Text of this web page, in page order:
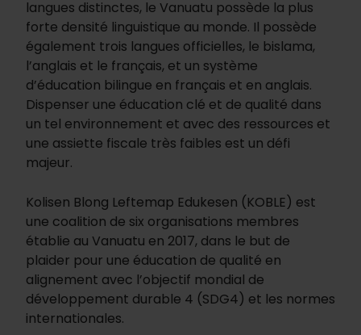
langues distinctes, le Vanuatu possède la plus
forte densité linguistique au monde. Il possède
également trois langues officielles, le bislama,
l’anglais et le français, et un système
d’éducation bilingue en français et en anglais.
Dispenser une éducation clé et de qualité dans
un tel environnement et avec des ressources et
une assiette fiscale très faibles est un défi
majeur.
Kolisen Blong Leftemap Edukesen (KOBLE) est
une coalition de six organisations membres
établie au Vanuatu en 2017, dans le but de
plaider pour une éducation de qualité en
alignement avec l’objectif mondial de
développement durable 4 (SDG4) et les normes
internationales.